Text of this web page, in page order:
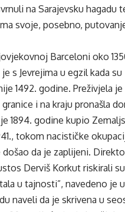
na Sarajevsku hagadu
svoje, posebno,
Barceloni oko
s Jevrejima u egzil kada su
1492. godine. Preživjela je
i na kraju pronašla
1894. godine kupio
tokom nacističke
da je zaplijeni.
Derviš Korkut riskirali
u tajnosti”, navedeno je
naveli da je skrivena u